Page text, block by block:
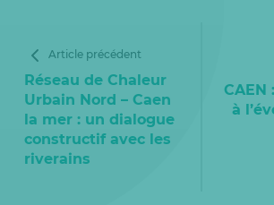
Article précédent
Réseau de Chaleur
Urbain Nord – Caen
la mer : un dialogue
constructif avec les
riverains
CAEN
à